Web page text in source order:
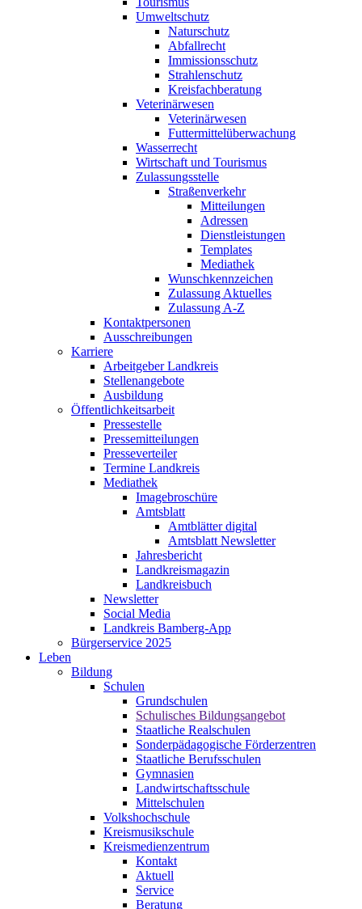
Umweltschutz
Naturschutz
Abfallrecht
Immissionsschutz
Strahlenschutz
Kreisfachberatung
Veterinärwesen
Veterinärwesen
Futtermittelüberwachung
Wasserrecht
Wirtschaft und Tourismus
Zulassungsstelle
Straßenverkehr
Mitteilungen
Adressen
Dienstleistungen
Templates
Mediathek
Wunschkennzeichen
Zulassung Aktuelles
Zulassung A-Z
Kontaktpersonen
Ausschreibungen
Karriere
Arbeitgeber Landkreis
Stellenangebote
Ausbildung
Öffentlichkeitsarbeit
Pressestelle
Pressemitteilungen
Presseverteiler
Termine Landkreis
Mediathek
Imagebroschüre
Amtsblatt
Amtblätter digital
Amtsblatt Newsletter
Jahresbericht
Landkreismagazin
Landkreisbuch
Newsletter
Social Media
Landkreis Bamberg-App
Bürgerservice 2025
Leben
Bildung
Schulen
Grundschulen
Schulisches Bildungsangebot
Staatliche Realschulen
Sonderpädagogische Förderzentren
Staatliche Berufsschulen
Gymnasien
Landwirtschaftsschule
Mittelschulen
Volkshochschule
Kreismusikschule
Kreismedienzentrum
Kontakt
Aktuell
Service
Beratung